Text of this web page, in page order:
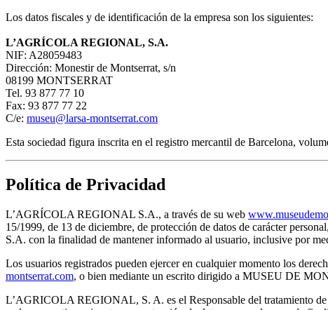
Los datos fiscales y de identificación de la empresa son los siguientes:
L’AGRÍCOLA REGIONAL, S.A.
NIF: A28059483
Dirección: Monestir de Montserrat, s/n
08199 MONTSERRAT
Tel. 93 877 77 10
Fax: 93 877 77 22
C/e: museu@larsa-montserrat.com
Esta sociedad figura inscrita en el registro mercantil de Barcelona,
Política de Privacidad
L’AGRÍCOLA REGIONAL S.A., a través de su web
15/1999, de 13 de diciembre, de protección de datos de carácter
S.A. con la finalidad de mantener informado al usuario, inclusive por
Los usuarios registrados pueden ejercer en cualquier momento los
montserrat.com, o bien mediante un escrito dirigido a MUSEU DE
L’AGRICOLA REGIONAL, S. A. es el Responsable del tratamiento de